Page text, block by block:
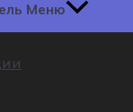
Меню